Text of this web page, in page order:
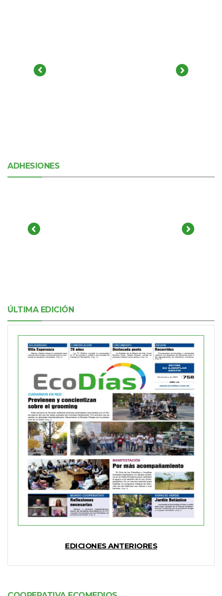
ADHESIONES
ÚLTIMA EDICIÓN
EDICIONES ANTERIORES